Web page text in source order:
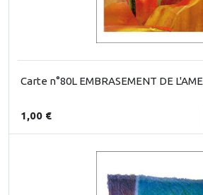
Carte n°80L EMBRASEMENT DE L'AME
1,00 €